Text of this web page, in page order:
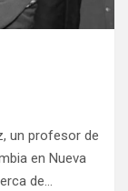
un profesor de
en Nueva
de…